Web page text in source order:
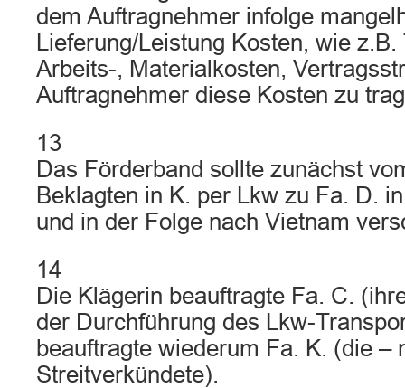
dem Auftragnehmer infolge
Lieferung/Leistung Kosten, wie
Arbeits-, Materialkosten,
Auftragnehmer diese Kosten zu
13
Das Förderband sollte zunächst
Beklagten in K. per Lkw zu Fa. D.
und in der Folge nach Vietnam
14
Die Klägerin beauftragte Fa. C.
der Durchführung des Lkw-
beauftragte wiederum Fa. K. (die –
Streitverkündete).